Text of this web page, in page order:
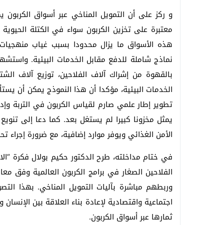
و ركز على أن التمويل المناخي عبر أسواق
معتبرة على تخزين الكربون سواء في الكتلة
هذه الأسواق ما يزال محدودا بسبب غياب
نماذج شاملة للدفع مقابل الخدمات البيئية.
بالقهوة من إشراك آلاف الفلاحين، توزيع آلاف
الخدمات البيئية، مؤكدا أن هذا النموذج يمكن أن
تطوير إطار علمي صارم لقياس الكربون في التربة
يمثل مخزونا كبيرا لم يستغل بعد. كما دعا إلى
الأمن الغذائي ويوفر موارد إضافية، مع ضرورة إجراء
في ختام مداخلته، طرح الدكتور حكيم بولال فكرة
وربطهم مباشرة بآليات التمويل المناخي. بهذا
اجتماعية واقتصادية لإعادة بناء العلاقة بين
ثمارها عبر أسواق الكربون.